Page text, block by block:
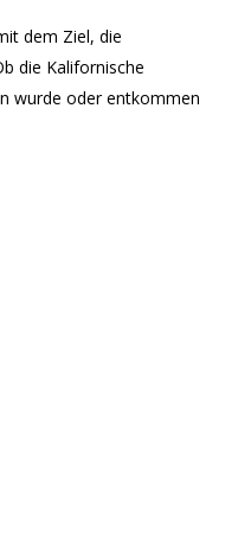
dem Ziel, die
die Kalifornische
wurde oder entkommen